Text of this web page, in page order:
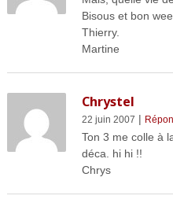
Bisous et bon
Thierry.
Martine
Chrystel
22 juin 2007 |
Ton 3 me colle à
déca. hi hi !!
Chrys